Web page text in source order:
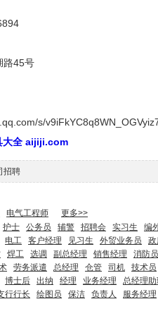
路45号
s/
大全 aijiji.com
招聘
电气工程师
更多>>
护士 公务员 辅警 招聘会 实习生 编
电工 客户经理 见习生 外贸业务员 政
焊工 选调 副总经理 销售经理 消防员
劳务派遣 总经理 仓管 司机 技术员
博士后 出纳 经理 业务经理 总经理助
行行长 绘图员 保洁 负责人 服务经理